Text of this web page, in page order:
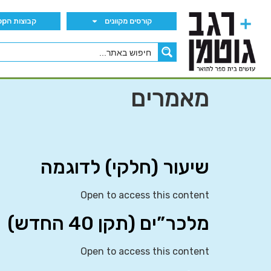
קורסים מקוונים קבוצות הWhatsApp
מאמרים
שיעור (חלקי) לדוגמה
Open to access this content
מלכר”ים (תקן 40 החדש)
Open to access this content